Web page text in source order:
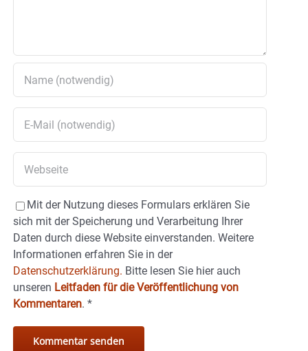
Mit der Nutzung dieses Formulars erklären Sie
sich mit der Speicherung und Verarbeitung Ihrer
Daten durch diese Website einverstanden. Weitere
Informationen erfahren Sie in der
Datenschutzerklärung. Bitte lesen Sie hier auch
unseren Leitfaden für die Veröffentlichung von
Kommentaren. *